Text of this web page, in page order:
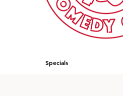
Specials